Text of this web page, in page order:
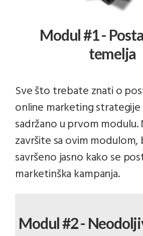
Modul #1 -
temelja
Sve što trebate znati o
online marketing
sadržano u prvom
završite sa ovim modulom,
savršeno jasno kako se
marketinška kampanja.
Modul #2 -